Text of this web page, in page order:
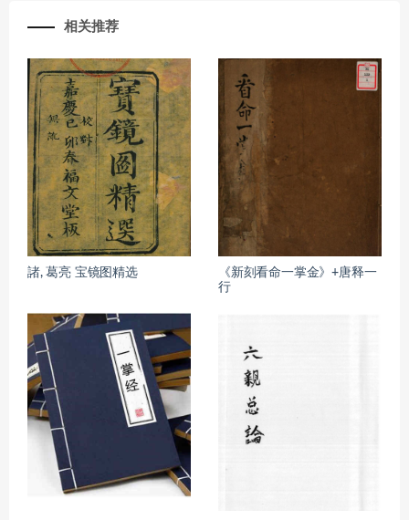
相关推荐
諸, 葛亮 宝镜图精选
《新刻看命一掌金》+唐释一
行